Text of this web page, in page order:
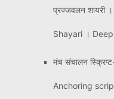
प्रज्जवलन शायरी
Shayari ।
मंच संचालन स्क्रिप्ट-
Anchoring